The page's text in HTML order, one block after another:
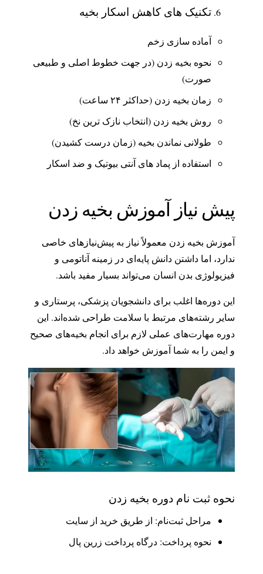
تکنیک های کاهش اسکار بخیه
آماده سازی زخم
نحوه بخیه زدن (در جهت خطوط اصلی و طبیعی
صورت)
زمان بخیه زدن (حداکثر ۲۴ ساعت)
روش بخیه زدن (انتخاب نازک ترین نخ)
طولانی نماندن بخیه (زمان درست کشیدن)
استفاده از پماد های آنتی بیوتیک و ضد اسکار
پیش نیاز آموزش بخیه زدن
آموزش بخیه زدن معمولاً نیاز به پیش‌نیازهای خاصی
ندارد، اما داشتن دانش پایه‌ای در زمینه آناتومی و
فیزیولوژی بدن انسان می‌تواند بسیار مفید باشد.
این دوره‌ها اغلب برای دانشجویان پزشکی، پرستاری و
سایر رشته‌های مرتبط با سلامت طراحی شده‌اند. این
دوره مهارت‌های عملی لازم برای انجام بخیه‌های صحیح
و ایمن را به شما آموزش خواهد داد.
نحوه ثبت نام دوره بخیه زدن
مراحل ثبت‌نام: از طریق خرید از سایت
نحوه پرداخت: درگاه پرداخت زرین پال